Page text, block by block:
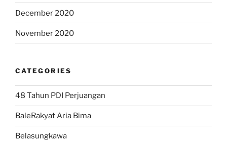
December 2020
November 2020
CATEGORIES
48 Tahun PDI Perjuangan
BaleRakyat Aria Bima
Belasungkawa